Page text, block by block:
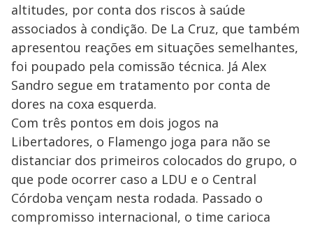
altitudes, por conta dos riscos à saúde
associados à condição. De La Cruz, que também
apresentou reações em situações semelhantes,
foi poupado pela comissão técnica. Já Alex
Sandro segue em tratamento por conta de
dores na coxa esquerda.
Com três pontos em dois jogos na
Libertadores, o Flamengo joga para não se
distanciar dos primeiros colocados do grupo, o
que pode ocorrer caso a LDU e o Central
Córdoba vençam nesta rodada. Passado o
compromisso internacional, o time carioca